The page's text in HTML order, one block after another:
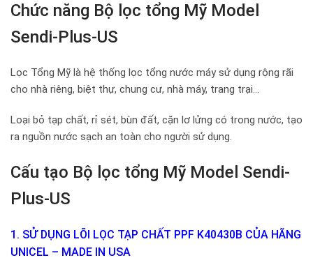
Chức năng Bộ lọc tổng Mỹ Model
Sendi-Plus-US
Lọc Tổng Mỹ là hệ thống lọc tổng nước máy sử dụng rộng rãi
cho nhà riêng, biệt thự, chung cư, nhà máy, trang trại…
Loại bỏ tạp chất, rỉ sét, bùn đất, cặn lơ lửng có trong nước, tạo
ra nguồn nước sạch an toàn cho người sử dụng.
Cấu tạo Bộ lọc tổng Mỹ Model Sendi-
Plus-US
1. SỬ DỤNG LÕI LỌC TẠP CHẤT PPF K40430B CỦA HÃNG
UNICEL – MADE IN USA